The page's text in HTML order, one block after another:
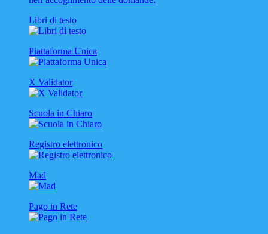
Libri di testo
Piattaforma Unica
X Validator
Scuola in Chiaro
Registro elettronico
Mad
Pago in Rete